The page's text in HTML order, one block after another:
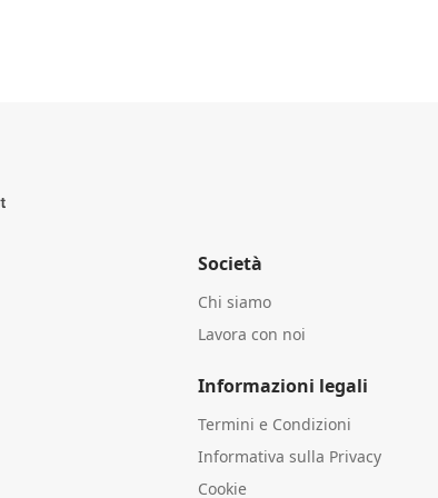
Società
Chi siamo
Lavora con noi
Informazioni legali
Termini e Condizioni
Informativa sulla Privacy
Cookie